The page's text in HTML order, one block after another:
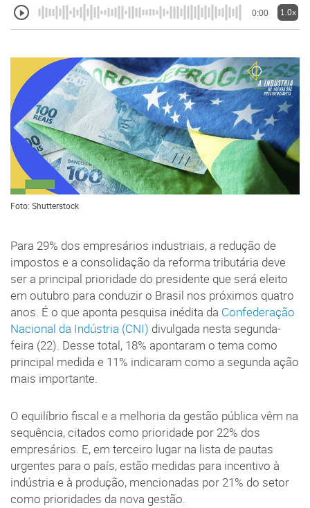
0:00 1.0x
Foto: Shutterstock
Para 29% dos empresários industriais, a redução de
impostos e a consolidação da reforma tributária deve
ser a principal prioridade do presidente que será eleito
em outubro para conduzir o Brasil nos próximos quatro
anos. É o que aponta pesquisa inédita da Confederação
Nacional da Indústria (CNI) divulgada nesta segunda-
feira (22). Desse total, 18% apontaram o tema como
principal medida e 11% indicaram como a segunda ação
mais importante.
O equilíbrio fiscal e a melhoria da gestão pública vêm na
sequência, citados como prioridade por 22% dos
empresários. E, em terceiro lugar na lista de pautas
urgentes para o país, estão medidas para incentivo à
indústria e à produção, mencionadas por 21% do setor
como prioridades da nova gestão.